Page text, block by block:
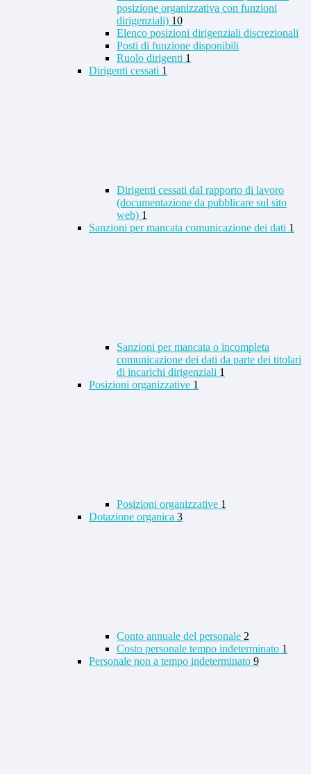
posizione organizzativa con funzioni
dirigenziali) 10
Elenco posizioni dirigenziali discrezionali
Posti di funzione disponibili
Ruolo dirigenti 1
Dirigenti cessati 1
Dirigenti cessati dal rapporto di lavoro
(documentazione da pubblicare sul sito
web) 1
Sanzioni per mancata comunicazione dei dati 1
Sanzioni per mancata o incompleta
comunicazione dei dati da parte dei titolari
di incarichi dirigenziali 1
Posizioni organizzative 1
Posizioni organizzative 1
Dotazione organica 3
Conto annuale del personale 2
Costo personale tempo indeterminato 1
Personale non a tempo indeterminato 9